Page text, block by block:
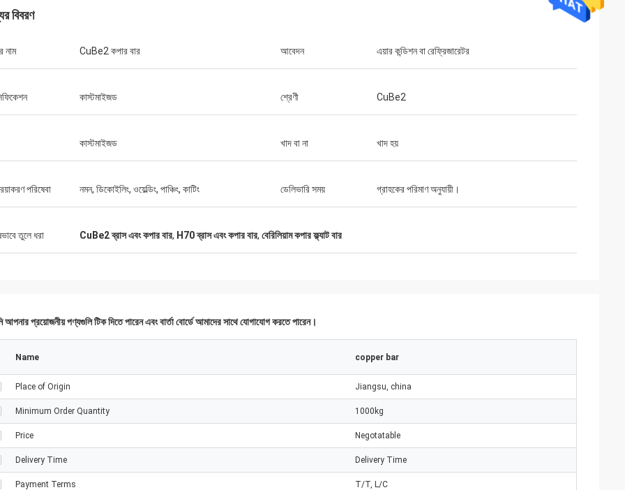
বিবরণ
নাম CuBe2 কপার বার আবেদন এয়ার কন্ডিশন বা রেফ্রিজারেটর
কাস্টমাইজড শ্রেণী CuBe2
কাস্টমাইজড খাদ বা না খাদ হয়
পরিষেবা নমন, ডিকোইলিং, ওয়েল্ডিং, পাঞ্চিং, কাটিং ডেলিভারি সময় গ্রাহকের পরিমাণ অনুযায়ী।
তুলে ধরা CuBe2 ব্রাস এবং কপার বার, H70 ব্রাস এবং কপার বার, বেরিলিয়াম কপার ফ্ল্যাট বার
প্রয়োজনীয় পণ্যগুলি টিক দিতে পারেন এবং বার্তা বোর্ডে আমাদের সাথে যোগাযোগ করতে পারেন।
Name copper bar
Place of Origin Jiangsu, china
Minimum Order Quantity 1000kg
Price Negotatable
Delivery Time Delivery Time
Payment Terms T/T, L/C